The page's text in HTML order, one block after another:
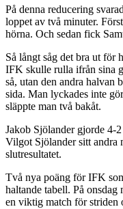
På denna reducering
loppet av två minuter.
hörna. Och sedan fick
Så långt såg det bra ut för
IFK skulle rulla ifrån sina
så, utan den andra halvan
sida. Man lyckades inte
släppte man två bakåt.
Jakob Sjölander gjorde 4-
Vilgot Sjölander sitt andra
slutresultatet.
Två nya poäng för IFK
haltande tabell. På
en viktig match för striden